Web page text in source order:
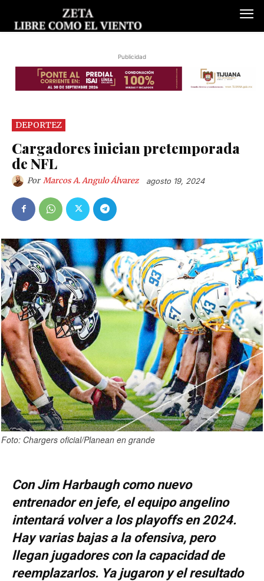
Publicidad
DEPORTEZ
Cargadores inician pretemporada
de NFL
Por Marcos A. Angulo Álvarez agosto 19, 2024
Foto: Chargers oficial/Planean en grande
Con Jim Harbaugh como nuevo
entrenador en jefe, el equipo angelino
intentará volver a los playoffs en 2024.
Hay varias bajas a la ofensiva, pero
llegan jugadores con la capacidad de
reemplazarlos. Ya jugaron y el resultado